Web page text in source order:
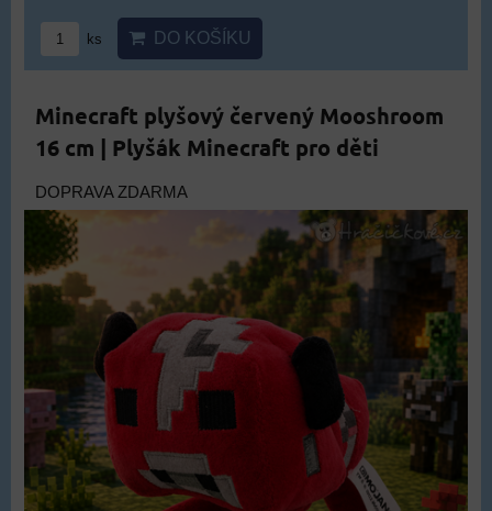
ks DO KOŠÍKU
Minecraft plyšový červený Mooshroom
16 cm | Plyšák Minecraft pro děti
DOPRAVA ZDARMA